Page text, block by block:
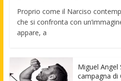
Proprio come il Narciso
che si confronta con
appare, a
Miguel Angel
campagna di